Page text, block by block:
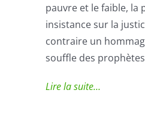
pauvre et le faible, la
insistance sur la
contraire un
souffle des
Lire la suite…